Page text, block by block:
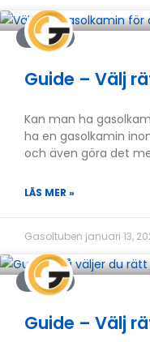
GUIDER
Guide – Välj
Kan man ha
ha en gasolkamin
och även göra det
LÄS MER »
Gasoltuben januari 13,
GUIDER
Guide – Välj